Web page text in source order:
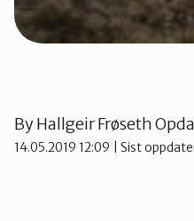
ByHallgeir Frøseth
14.05.2019 12:09 | Sist